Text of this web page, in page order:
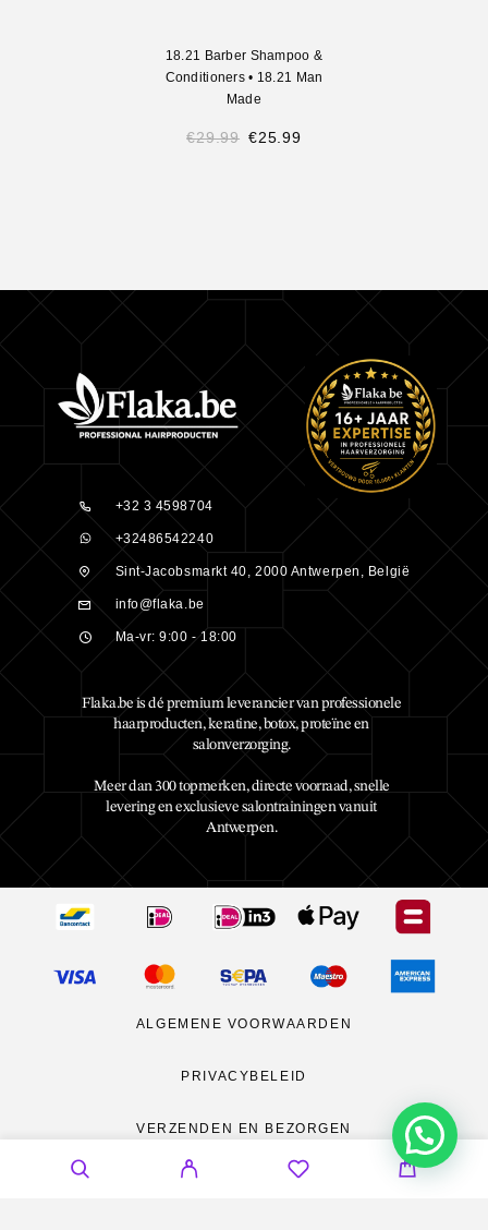
18.21 Barber Shampoo &
Conditioners• 18.21 Man
Made
€29.99 €25.99
+32 3 4598704
+32486542240
Sint-Jacobsmarkt 40, 2000 Antwerpen, België
info@flaka.be
Ma-vr: 9:00 - 18:00
Flaka.be is dé premium leverancier van professionele
haarproducten, keratine, botox, proteïne en
salonverzorging.
Meer dan 300 topmerken, directe voorraad, snelle
levering en exclusieve salontrainingen vanuit
Antwerpen.
ALGEMENE VOORWAARDEN
PRIVACYBELEID
VERZENDEN EN BEZORGEN
RETOURNEREN CONTACT